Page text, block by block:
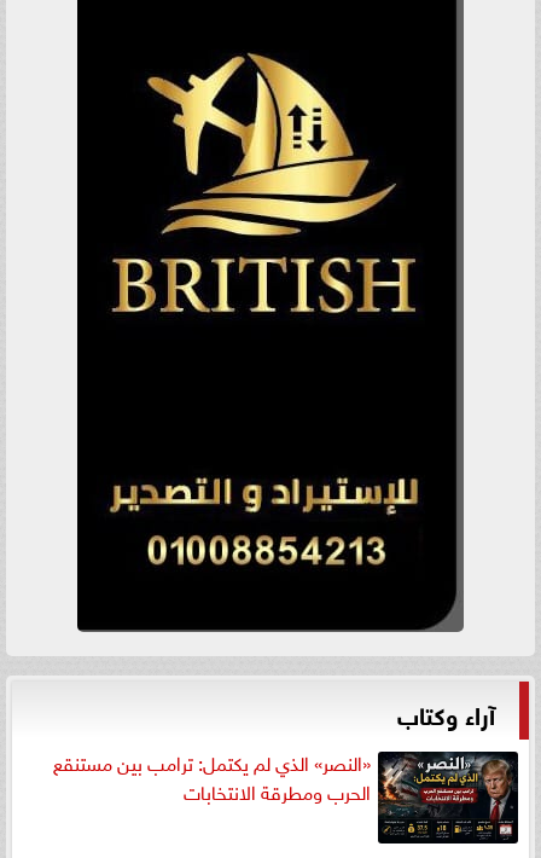
آراء وكتاب
«النصر» الذي لم يكتمل: ترامب بين مستنقع
الحرب ومطرقة الانتخابات